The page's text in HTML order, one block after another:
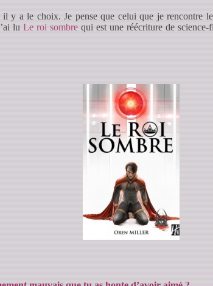
y a le choix. Je pense que celui que je rencontre
luLe roi sombre qui est une réécriture de